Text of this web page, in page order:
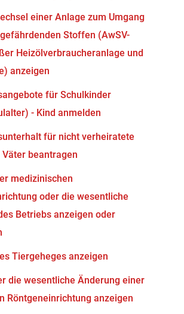
einer Anlage zum Umgang
Stoffen (AwSV-
Heizölverbraucheranlage und
anzeigen
für Schulkinder
- Kind anmelden
für nicht verheiratete
beantragen
medizinischen
oder die wesentliche
Betriebs anzeigen oder
Tiergeheges anzeigen
die wesentliche Änderung einer
Röntgeneinrichtung anzeigen